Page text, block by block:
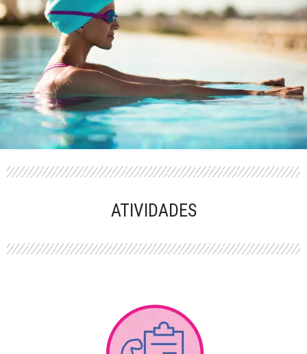
PERFORMANCE
ATIVIDADES